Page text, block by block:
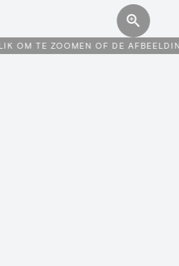
OM TE ZOOMEN OF DE